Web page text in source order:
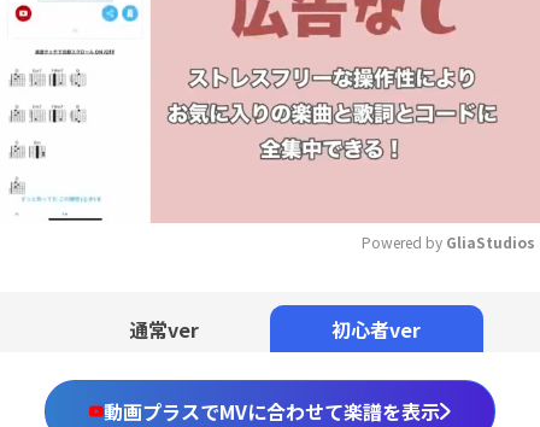
Powered by GliaStudios
通常ver 初心者ver
動画プラスでMVに合わせて楽譜を表示